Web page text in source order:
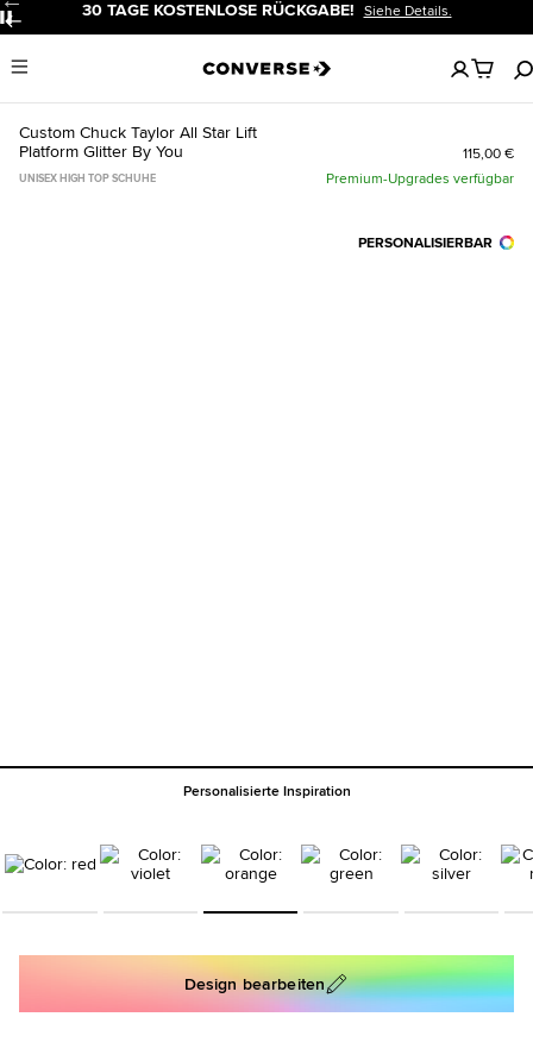
Pause 30 TAGE KOSTENLOSE RÜCKGABE! Siehe Details.
Menu
Keine
artikel
in
Custom Chuck Taylor All Star Lift
Platform Glitter By You
115,00 €
UNISEX HIGH TOP SCHUHE Premium-Upgrades verfügbar
PERSONALISIERBAR
Personalisierte Inspiration
Design bearbeiten